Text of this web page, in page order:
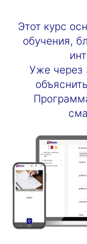
Этот курс
обучения,
Уже через